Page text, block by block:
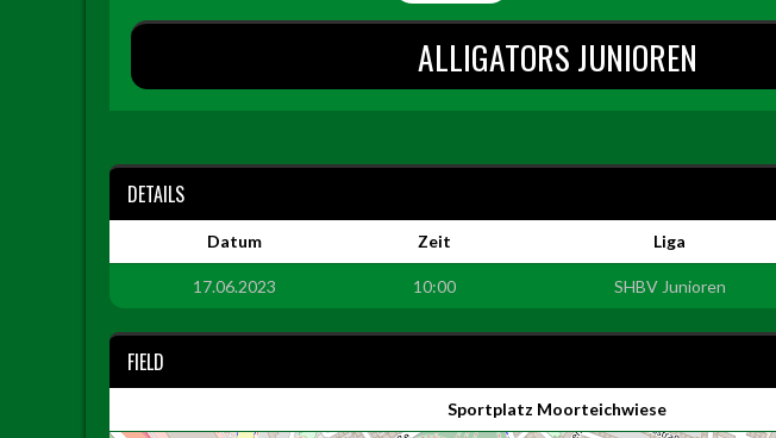
ALLIGATORS JUNIOREN
DETAILS
Datum Zeit Liga
17.06.2023 10:00 SHBV Junioren
FIELD
Sportplatz Moorteichwiese